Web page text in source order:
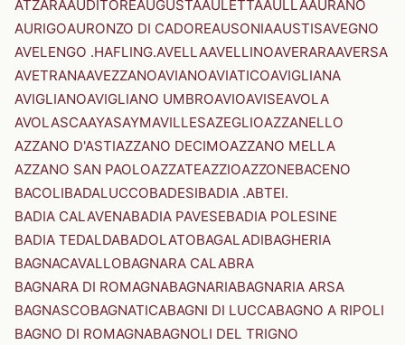
ATZARAAUDITOREAUGUSTAAULETTAAULLAAURANO
AURIGOAURONZO DI CADOREAUSONIAAUSTISAVEGNO
AVELENGO .HAFLING.AVELLAAVELLINOAVERARAAVERSA
AVETRANAAVEZZANOAVIANOAVIATICOAVIGLIANA
AVIGLIANOAVIGLIANO UMBROAVIOAVISEAVOLA
AVOLASCAAYASAYMAVILLESAZEGLIOAZZANELLO
AZZANO D'ASTIAZZANO DECIMOAZZANO MELLA
AZZANO SAN PAOLOAZZATEAZZIOAZZONEBACENO
BACOLIBADALUCCOBADESIBADIA .ABTEI.
BADIA CALAVENABADIA PAVESEBADIA POLESINE
BADIA TEDALDABADOLATOBAGALADIBAGHERIA
BAGNACAVALLOBAGNARA CALABRA
BAGNARA DI ROMAGNABAGNARIABAGNARIA ARSA
BAGNASCOBAGNATICABAGNI DI LUCCABAGNO A RIPOLI
BAGNO DI ROMAGNABAGNOLI DEL TRIGNO